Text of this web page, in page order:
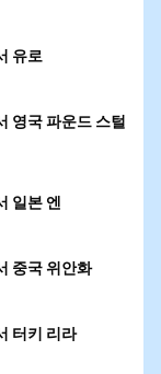
유로
국 파운드 스털
일본 엔
중국 위안화
터키 리라